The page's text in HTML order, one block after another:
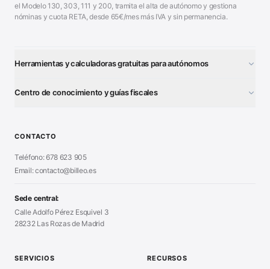
el Modelo 130, 303, 111 y 200, tramita el alta de autónomo y gestiona
nóminas y cuota RETA, desde 65€/mes más IVA y sin permanencia.
Herramientas y calculadoras gratuitas para autónomos
Generador Nóminas
■ Generador Presupuestos
Generador Facturas
■Modelo Nómina PDF
■Calculadora Vacaciones
Centro de conocimiento y guías fiscales
■Alta Autónomo Paso a Paso
Declaración Renta 2026
■Certificado Digital
■Sanciones Hacienda
■Asesoría en Madrid
CONTACTO
Teléfono: 678 623 905
Email: contacto@billeo.es
Sede central:
Calle Adolfo Pérez Esquivel 3
28232 Las Rozas de Madrid
SERVICIOS RECURSOS